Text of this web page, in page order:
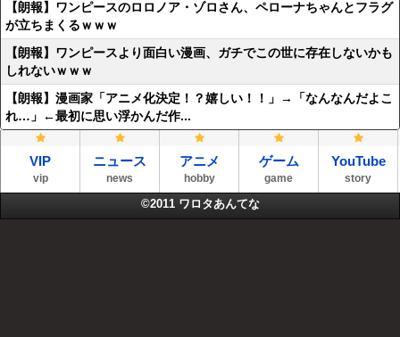
【朗報】ワンピースのロロノア・ゾロさん、ペローナちゃんとフラグ
が立ちまくるｗｗｗ
【朗報】ワンピースより面白い漫画、ガチでこの世に存在しないかも
しれないｗｗｗ
【朗報】漫画家「アニメ化決定！？嬉しい！！」→「なんなんだよこ
れ…」←最初に思い浮かんだ作...
VIP
vip
ニュース
news
アニメ
hobby
ゲーム
game
YouTube
story
©2011 ワロタあんてな